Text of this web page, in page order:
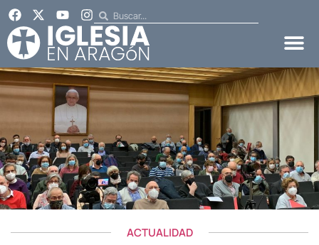
ACTUALIDAD